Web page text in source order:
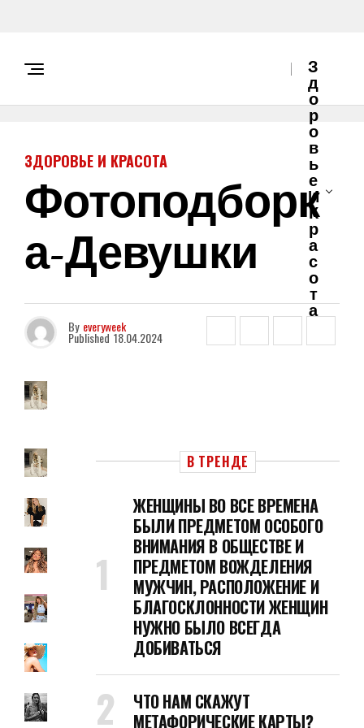
З
Д
О
Р
О
В
Ь
Е
И
К
Р
А
С
О
Т
А
ЗДОРОВЬЕ И КРАСОТА
Фотоподборк
А-Девушки
By everyweek
Published 18.04.2024
В ТРЕНДЕ
ЖЕНЩИНЫ ВО ВСЕ ВРЕМЕНА
БЫЛИ ПРЕДМЕТОМ ОСОБОГО
ВНИМАНИЯ В ОБЩЕСТВЕ И
ПРЕДМЕТОМ ВОЖДЕЛЕНИЯ
МУЖЧИН, РАСПОЛОЖЕНИЕ И
БЛАГОСКЛОННОСТИ ЖЕНЩИН
НУЖНО БЫЛО ВСЕГДА
ДОБИВАТЬСЯ
ЧТО НАМ СКАЖУТ
МЕТАФОРИЧЕСКИЕ КАРТЫ?